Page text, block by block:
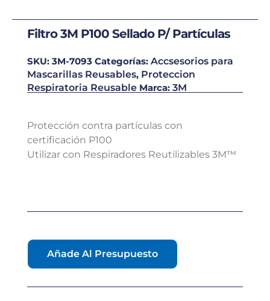
Filtro 3M P100 Sellado P/ Partículas
SKU: 3M-7093 Categorías: Accsesorios para
Mascarillas Reusables, Proteccion
Respiratoria Reusable Marca: 3M
Protección contra partículas con
certificación P100
Utilizar con Respiradores Reutilizables 3M™
Añade Al Presupuesto